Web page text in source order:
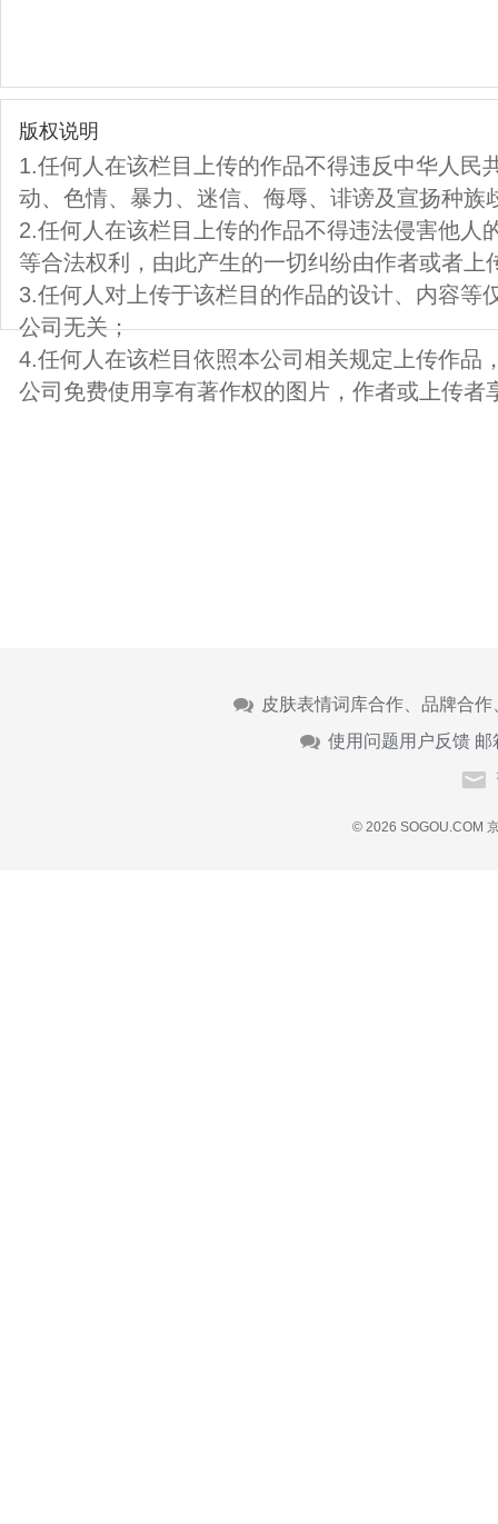
版权说明
1.任何人在该栏目上传的作品不得违反中华人民
动、色情、暴力、迷信、侮辱、诽谤及宣扬种族
2.任何人在该栏目上传的作品不得违法侵害他人
等合法权利，由此产生的一切纠纷由作者或者上
3.任何人对上传于该栏目的作品的设计、内容等
公司无关；
4.任何人在该栏目依照本公司相关规定上传作品
公司免费使用享有著作权的图片，作者或上传者
皮肤表情词库合作、品牌合
使用问题用户反馈 邮
© 2026 SOGOU.COM